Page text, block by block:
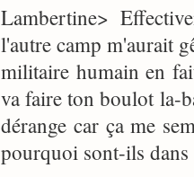
Lambertine>
l'autre camp m'aurait
militaire humain en
va faire ton boulot la-
dérange car ça me
pourquoi sont-ils